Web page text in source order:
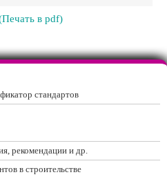
в pdf)
стандартов
рекомендации и др.
в строительстве